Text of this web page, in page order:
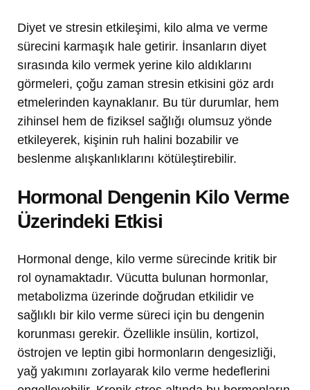
Diyet ve stresin etkileşimi, kilo alma ve verme
sürecini karmaşık hale getirir. İnsanların diyet
sırasında kilo vermek yerine kilo aldıklarını
görmeleri, çoğu zaman stresin etkisini göz ardı
etmelerinden kaynaklanır. Bu tür durumlar, hem
zihinsel hem de fiziksel sağlığı olumsuz yönde
etkileyerek, kişinin ruh halini bozabilir ve
beslenme alışkanlıklarını kötüleştirebilir.
Hormonal Dengenin Kilo Verme
Üzerindeki Etkisi
Hormonal denge, kilo verme sürecinde kritik bir
rol oynamaktadır. Vücutta bulunan hormonlar,
metabolizma üzerinde doğrudan etkilidir ve
sağlıklı bir kilo verme süreci için bu dengenin
korunması gerekir. Özellikle insülin, kortizol,
östrojen ve leptin gibi hormonların dengesizliği,
yağ yakımını zorlayarak kilo verme hedeflerini